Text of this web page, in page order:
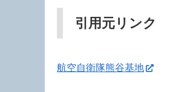
引用元リンク
航空自衛隊熊谷基地